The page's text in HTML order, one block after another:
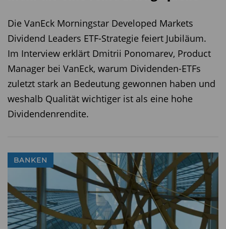
Insbesondere in Zeiten wirtschaftlicher
Unsicherheiten können europäische
Dividendenfonds eine attraktive Wahl für
einkommensorientierte Anleger sein.
Name ISIN Volumen
Div.-
Allianz European Eq
LU0414045822 1407 4,1 18,44%
UniDividendenAss A LU0186860408 1306 3,9 17,85%
GS Eurozone Equity
Income P Cap €
LU0127786431 1132 3,2 16,53%
Die VanEck Morningstar Developed Markets
Dividend Leaders ETF-Strategie feiert Jubiläum.
Im Interview erklärt Dmitrii Ponomarev, Product
Manager bei VanEck, warum Dividenden-ETFs
zuletzt stark an Bedeutung gewonnen haben und
weshalb Qualität wichtiger ist als eine hohe
Dividendenrendite.
BANKEN